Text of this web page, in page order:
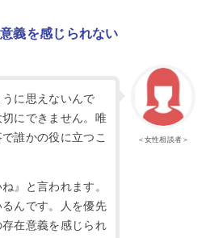
義を感じられない
＜女性相談者＞
に思えないんで
にできません。唯
誰かの役に立つこ
』と言われます。
んです。人を優先
在意義を感じられ